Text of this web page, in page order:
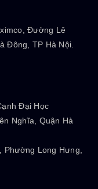
Đường Lê
Đông, TP Hà Nội.
Đại Học
Nghĩa, Quận Hà
Phường Long Hưng,